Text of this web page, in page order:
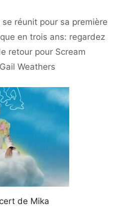
réunit pour sa première
en trois ans: regardez
retour pour Scream
Weathers
de Mika